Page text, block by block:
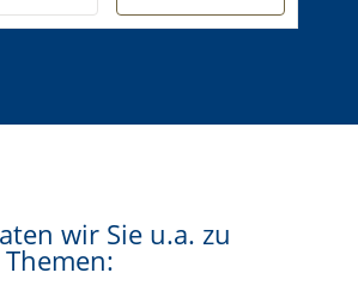
wir Sie u.a. zu